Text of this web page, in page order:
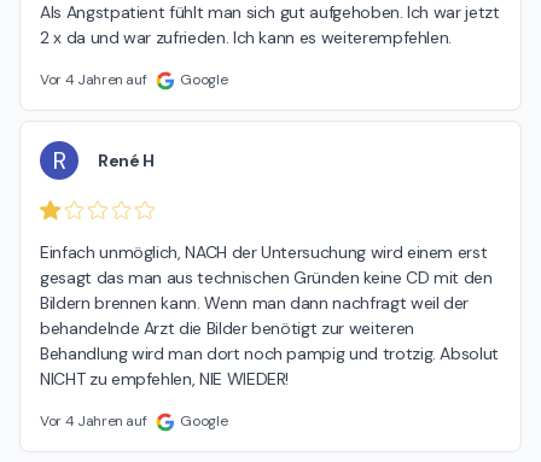
Als Angstpatient fühlt man sich gut aufgehoben. Ich war jetzt
2 x da und war zufrieden. Ich kann es weiterempfehlen.
Vor 4 Jahren auf Google
R René H
Einfach unmöglich, NACH der Untersuchung wird einem erst
gesagt das man aus technischen Gründen keine CD mit den
Bildern brennen kann. Wenn man dann nachfragt weil der
behandelnde Arzt die Bilder benötigt zur weiteren
Behandlung wird man dort noch pampig und trotzig. Absolut
NICHT zu empfehlen, NIE WIEDER!
Vor 4 Jahren auf Google